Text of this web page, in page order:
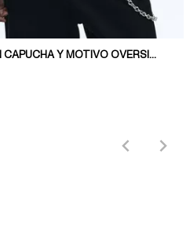
POLERA CON CAPUCHA Y MOTIVO OVERSIZED FIT